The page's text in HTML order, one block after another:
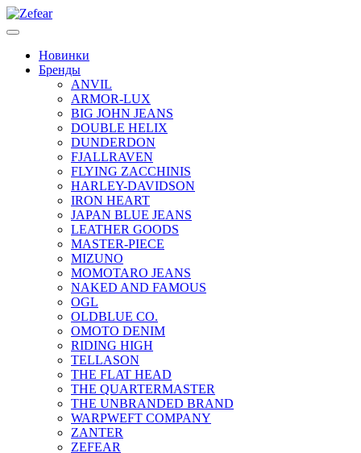
Новинки
Бренды
ANVIL
ARMOR-LUX
BIG JOHN JEANS
DOUBLE HELIX
DUNDERDON
FJALLRAVEN
FLYING ZACCHINIS
HARLEY-DAVIDSON
IRON HEART
JAPAN BLUE JEANS
LEATHER GOODS
MASTER-PIECE
MIZUNO
MOMOTARO JEANS
NAKED AND FAMOUS
OGL
OLDBLUE CO.
OMOTO DENIM
RIDING HIGH
TELLASON
THE FLAT HEAD
THE QUARTERMASTER
THE UNBRANDED BRAND
WARPWEFT COMPANY
ZANTER
ZEFEAR